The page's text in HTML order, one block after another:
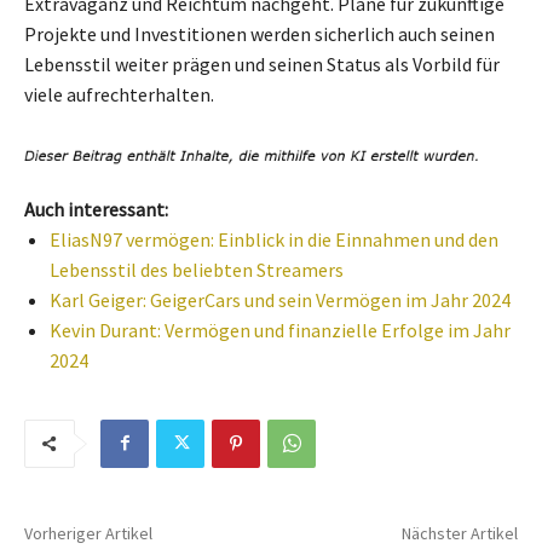
Projekte und Investitionen werden sicherlich auch seinen
Lebensstil weiter prägen und seinen Status als Vorbild für
viele aufrechterhalten.
Auch interessant:
EliasN97 vermögen: Einblick in die Einnahmen und den
Lebensstil des beliebten Streamers
Karl Geiger: GeigerCars und sein Vermögen im Jahr 2024
Kevin Durant: Vermögen und finanzielle Erfolge im Jahr
2024
Vorheriger Artikel Nächster Artikel